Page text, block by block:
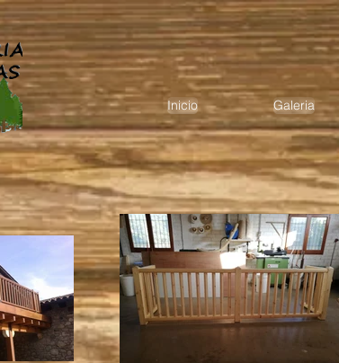
Inicio Galeria